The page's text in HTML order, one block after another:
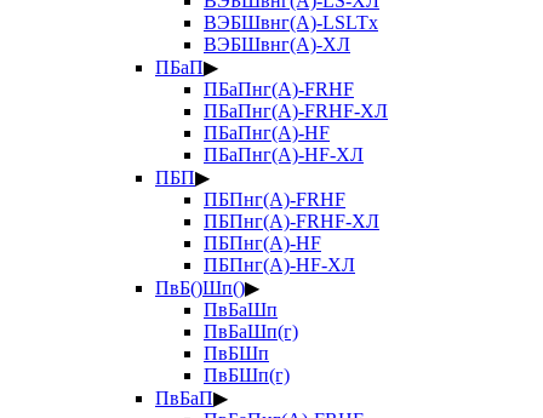
ВЭБШвнг(А)-LSLTx
ВЭБШвнг(А)-ХЛ
ПБаП▶
ПБаПнг(А)-FRHF
ПБаПнг(А)-FRHF-ХЛ
ПБаПнг(А)-HF
ПБаПнг(А)-HF-ХЛ
ПБП▶
ПБПнг(А)-FRHF
ПБПнг(А)-FRHF-ХЛ
ПБПнг(А)-HF
ПБПнг(А)-HF-ХЛ
ПвБ()Шп()▶
ПвБаШп
ПвБаШп(г)
ПвБШп
ПвБШп(г)
ПвБаП▶